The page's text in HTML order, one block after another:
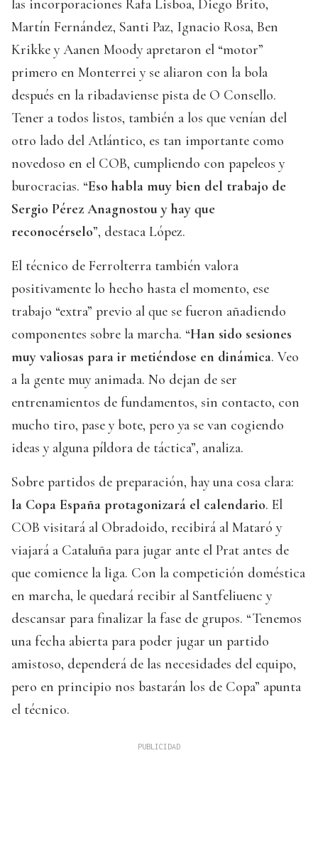
las incorporaciones Rafa Lisboa, Diego Brito,
Martín Fernández, Santi Paz, Ignacio Rosa, Ben
Krikke y Aanen Moody apretaron el “motor”
primero en Monterrei y se aliaron con la bola
después en la ribadaviense pista de O Consello.
Tener a todos listos, también a los que venían del
otro lado del Atlántico, es tan importante como
novedoso en el COB, cumpliendo con papeleos y
burocracias. “Eso habla muy bien del trabajo de
Sergio Pérez Anagnostou y hay que
reconocérselo”, destaca López.
El técnico de Ferrolterra también valora
positivamente lo hecho hasta el momento, ese
trabajo “extra” previo al que se fueron añadiendo
componentes sobre la marcha. “Han sido sesiones
muy valiosas para ir metiéndose en dinámica. Veo
a la gente muy animada. No dejan de ser
entrenamientos de fundamentos, sin contacto, con
mucho tiro, pase y bote, pero ya se van cogiendo
ideas y alguna píldora de táctica”, analiza.
Sobre partidos de preparación, hay una cosa clara:
la Copa España protagonizará el calendario. El
COB visitará al Obradoido, recibirá al Mataró y
viajará a Cataluña para jugar ante el Prat antes de
que comience la liga. Con la competición doméstica
en marcha, le quedará recibir al Santfeliuenc y
descansar para finalizar la fase de grupos. “Tenemos
una fecha abierta para poder jugar un partido
amistoso, dependerá de las necesidades del equipo,
pero en principio nos bastarán los de Copa” apunta
el técnico.